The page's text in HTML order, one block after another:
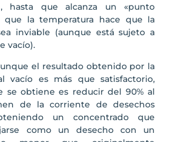
hasta que alcanza un «punto
la temperatura hace que la
inviable (aunque está sujeto a
vacío).
el resultado obtenido por la
vacío es más que satisfactorio,
se obtiene es reducir del 90% al
de la corriente de desechos
un concentrado que
como un desecho con un